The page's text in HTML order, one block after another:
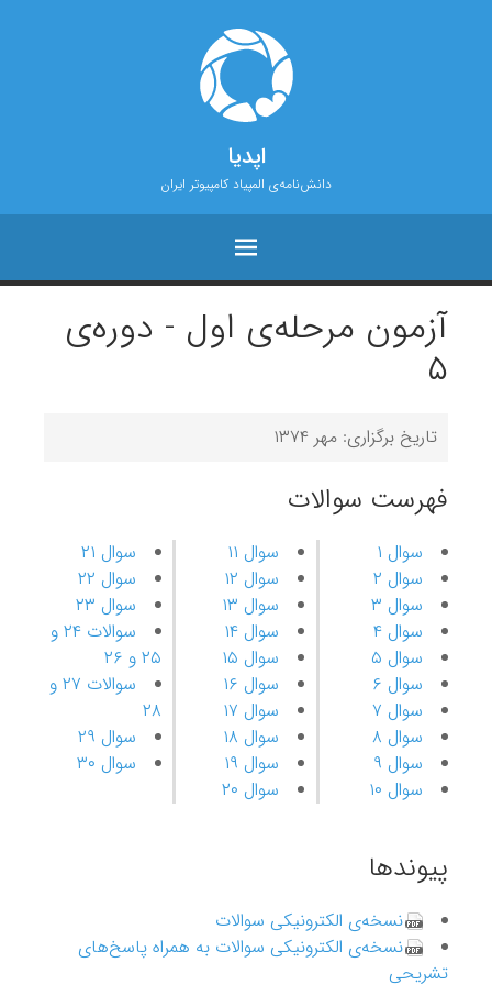
اپدیا
دانش‌نامه‌ی المپیاد کامپیوتر ایران
آزمون مرحله‌ی اول - دوره‌ی
۵
تاریخ برگزاری: مهر ۱۳۷۴
فهرست سوالات
سوال ۱
سوال ۲
سوال ۳
سوال ۴
سوال ۵
سوال ۶
سوال ۷
سوال ۸
سوال ۹
سوال ۱۰
سوال ۱۱
سوال ۱۲
سوال ۱۳
سوال ۱۴
سوال ۱۵
سوال ۱۶
سوال ۱۷
سوال ۱۸
سوال ۱۹
سوال ۲۰
سوال ۲۱
سوال ۲۲
سوال ۲۳
سوالات ۲۴ و
۲۵ و ۲۶
سوالات ۲۷ و
۲۸
سوال ۲۹
سوال ۳۰
پیوندها
نسخه‌ی الکترونیکی سوالات
نسخه‌ی الکترونیکی سوالات به همراه پاسخ‌های
تشریحی